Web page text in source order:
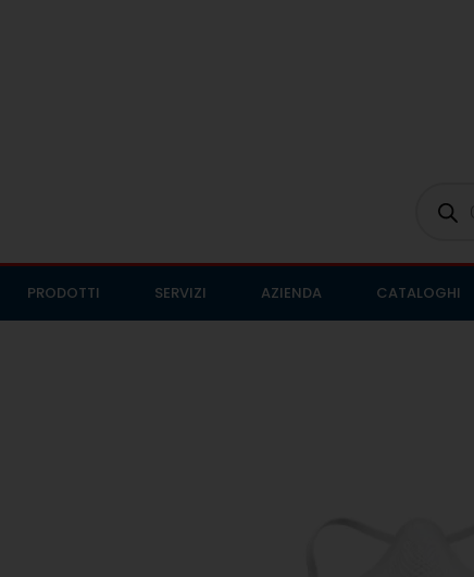
PRODOTTI SERVIZI AZIENDA CATALOGHI